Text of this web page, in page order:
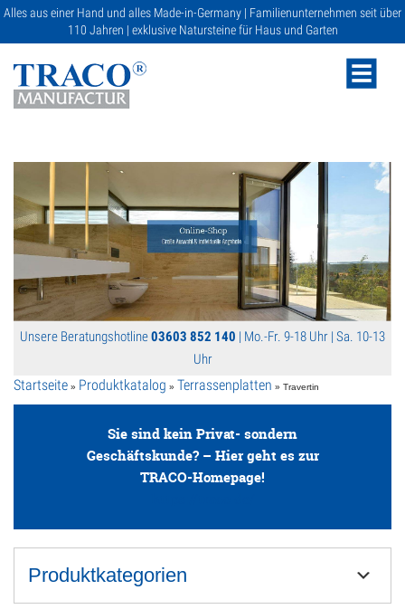
Alles aus einer Hand und alles Made-in-Germany | Familienunternehmen seit über
110 Jahren | exklusive Natursteine für Haus und Garten
NATURSTEINE
KATALOGE
RATGEBER
SERVICE
GALERIE
ANFRAGE
ONLINE-SHOP
Unsere Beratungshotline03603 852 140 | Mo.-Fr. 9-18 Uhr | Sa. 10-13
Uhr
Startseite » Produktkatalog » Terrassenplatten » Travertin
Sie sind kein Privat- sondern
Geschäftskunde? – Hier geht es zur
TRACO-Homepage!
Produktkategorien